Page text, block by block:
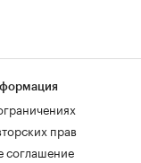
прав
соглашение